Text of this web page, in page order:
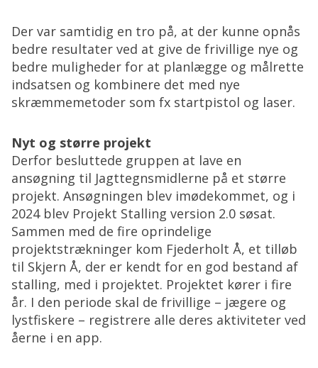
Der var samtidig en tro på, at der kunne opnås
bedre resultater ved at give de frivillige nye og
bedre muligheder for at planlægge og målrette
indsatsen og kombinere det med nye
skræmmemetoder som fx startpistol og laser.
Nyt og større projekt
Derfor besluttede gruppen at lave en
ansøgning til Jagttegnsmidlerne på et større
projekt. Ansøgningen blev imødekommet, og i
2024 blev Projekt Stalling version 2.0 søsat.
Sammen med de fire oprindelige
projektstrækninger kom Fjederholt Å, et tilløb
til Skjern Å, der er kendt for en god bestand af
stalling, med i projektet. Projektet kører i fire
år. I den periode skal de frivillige – jægere og
lystfiskere – registrere alle deres aktiviteter ved
åerne i en app.